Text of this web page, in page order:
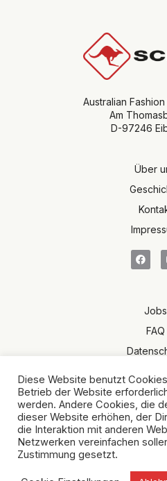
Australian
Am
D-97246
Über
Jobs
FAQ
AGB
Diese Website benutzt
Betrieb der Website
werden. Andere Cookies, die
dieser Website erhöhen, der
die Interaktion mit anderen
Netzwerken vereinfachen
Zustimmung gesetzt.